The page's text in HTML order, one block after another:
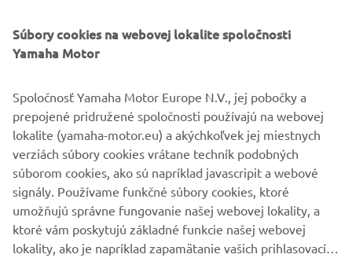
VIAC YAMAHA
PODPORA
BULLETIN
Získajte medzi prvými informácie o najnovších ponukách,
špeciálnych akciách, nových verziách a mnoho ďalšieho
Súbory cookies na webovej lokalite spoločnosti
Yamaha Motor
Spoločnosť Yamaha Motor Europe N.V., jej pobočky a
prepojené pridružené spoločnosti používajú na webovej
lokalite (yamaha-motor.eu) a akýchkoľvek jej miestnych
verziách súbory cookies vrátane techník podobných
súborom cookies, ako sú napríklad javascripit a webové
signály. Používame funkčné súbory cookies, ktoré
umožňujú správne fungovanie našej webovej lokality, a
ktoré vám poskytujú základné funkcie našej webovej
lokality, ako je napríklad zapamätanie vašich prihlasovacích